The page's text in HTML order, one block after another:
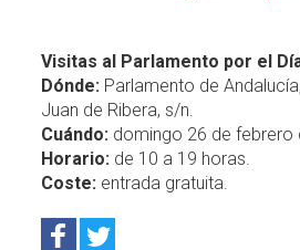
Visitas al Parlamento por el
Dónde: Parlamento de
Juan de Ribera, s/n.
Cuándo: domingo 26 de febrero
Horario: de 10 a 19 horas.
Coste: entrada gratuita.